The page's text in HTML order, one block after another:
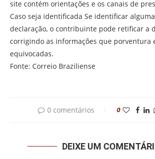
site contém orientações e os canais de
Caso seja identificada Se identificar
declaração, o contribuinte pode retificar a
corrigindo as informações que porventura
equivocadas.
Fonte: Correio Braziliense
0 comentários 0
DEIXE UM